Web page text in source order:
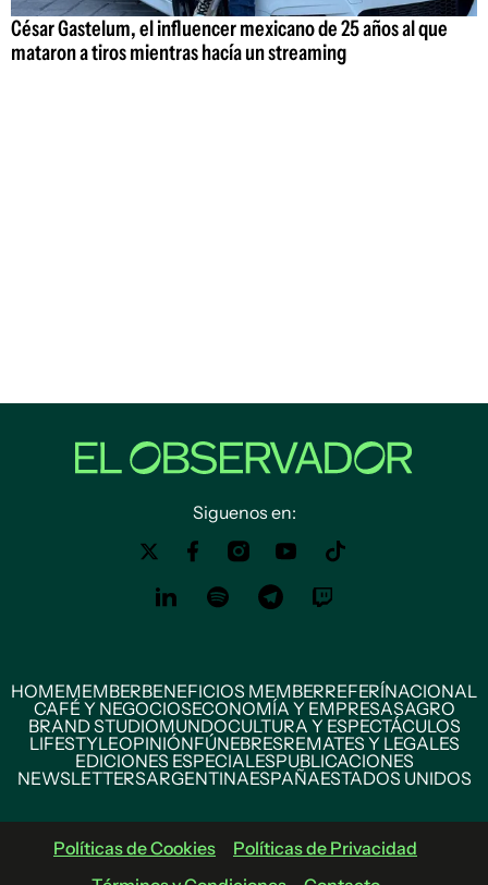
César Gastelum, el influencer mexicano de 25 años al que
mataron a tiros mientras hacía un streaming
Siguenos en:
HOMEMEMBERBENEFICIOS MEMBERREFERÍNACIONAL
CAFÉ Y NEGOCIOSECONOMÍA Y EMPRESASAGRO
BRAND STUDIOMUNDOCULTURA Y ESPECTÁCULOS
LIFESTYLEOPINIÓNFÚNEBRESREMATES Y LEGALES
EDICIONES ESPECIALESPUBLICACIONES
NEWSLETTERSARGENTINAESPAÑAESTADOS UNIDOS
Políticas de Cookies
Políticas de Privacidad